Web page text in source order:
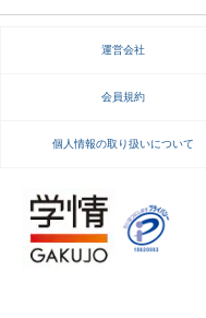
運営会社
会員規約
個人情報の取り扱いについて